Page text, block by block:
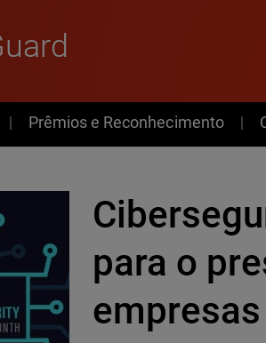
Prêmios e Reconhecimento
para o
empresas